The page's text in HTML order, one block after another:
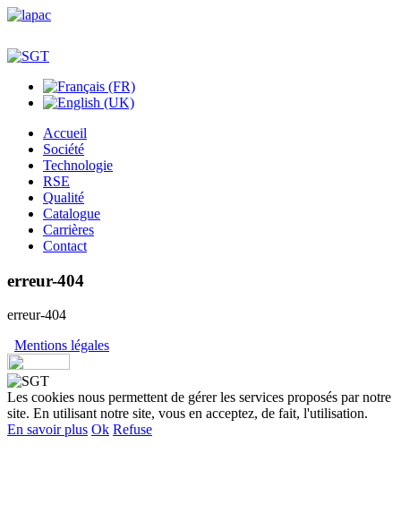
Accueil
Société
Technologie
RSE
Qualité
Catalogue
Carrières
Contact
erreur-404
erreur-404
Mentions légales
Les cookies nous permettent de gérer les services proposés par notre
site. En utilisant notre site, vous en acceptez, de fait, l'utilisation.
En savoir plus Ok Refuse